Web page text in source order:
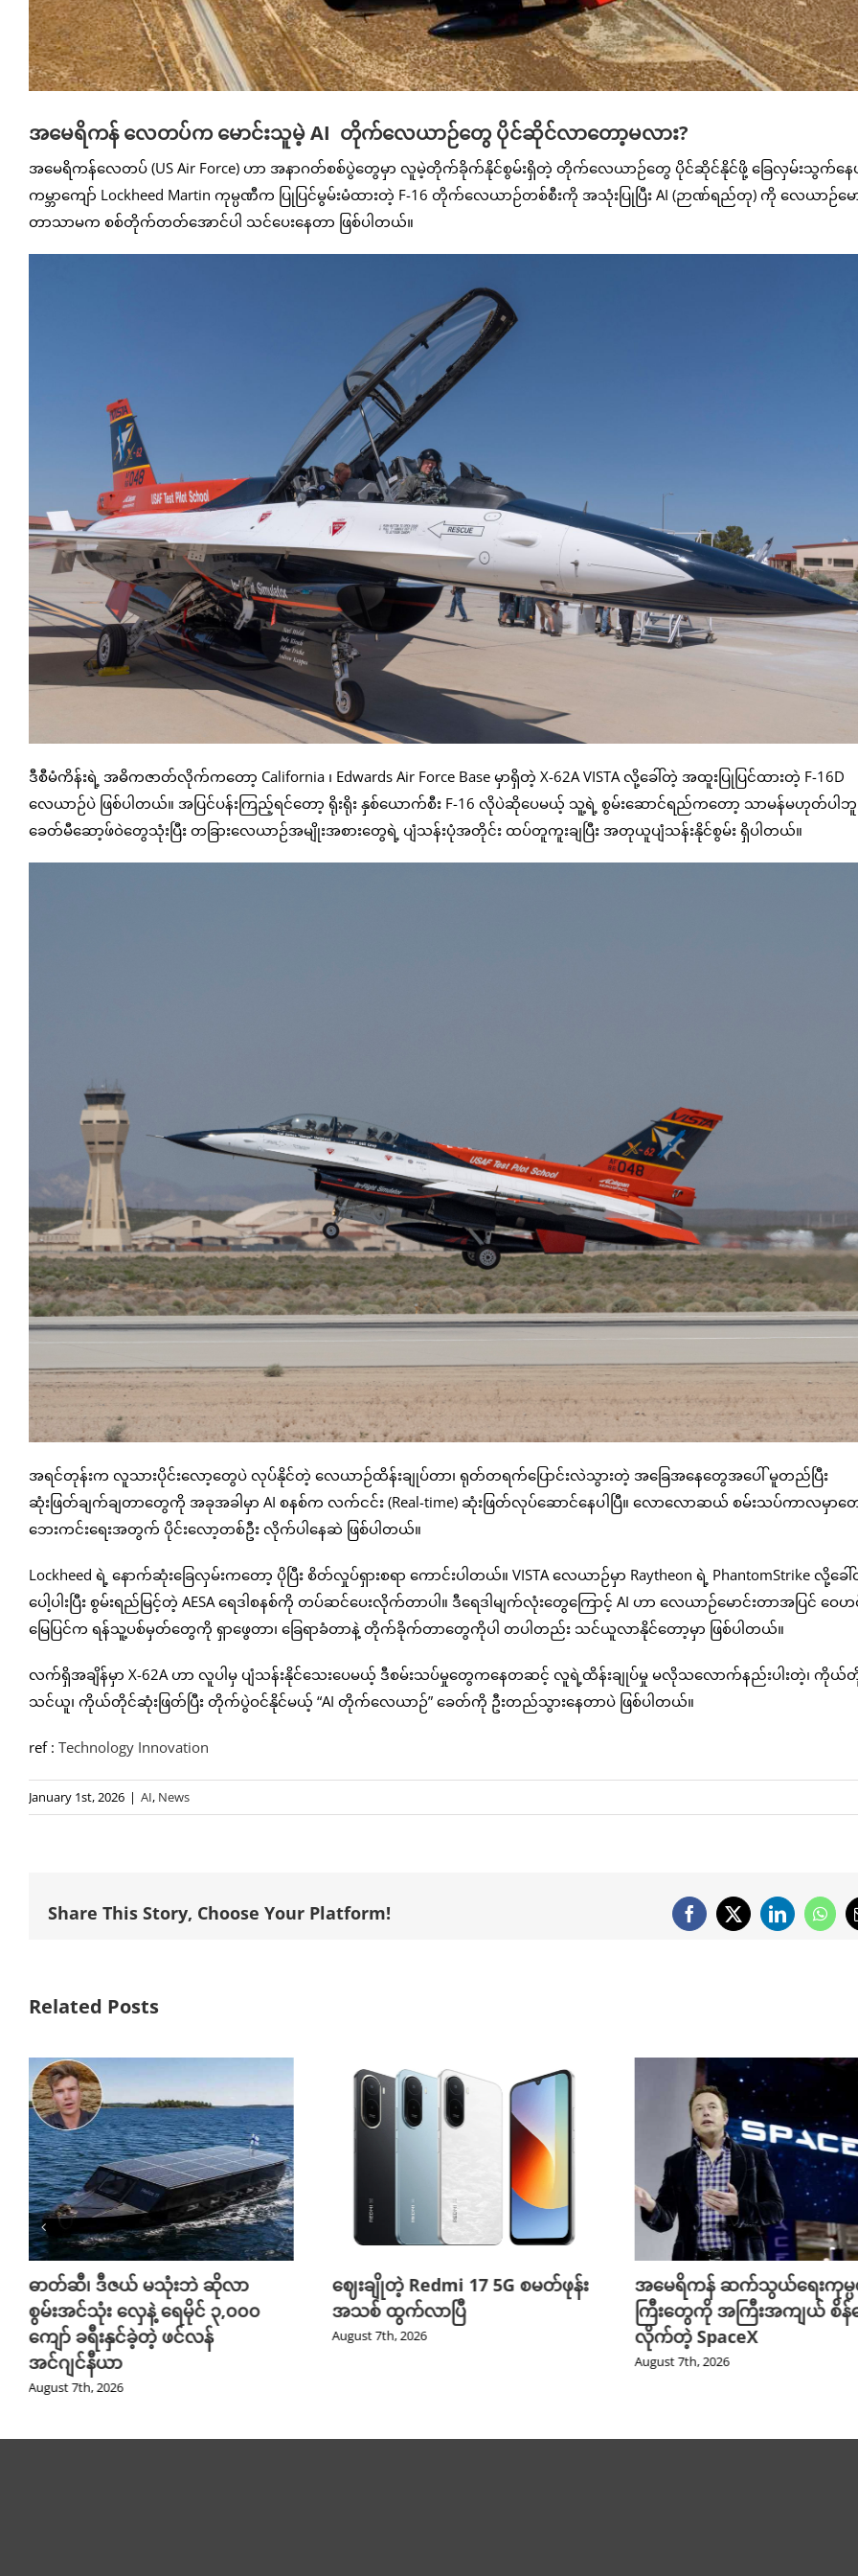
အမေရိကန် လေတပ်က မောင်းသူမဲ့ AI တိုက်လေယာဉ်တွေ ပိုင်ဆိုင်လာတော့မလား?
အမေရိကန်လေတပ် (US Air Force) ဟာ အနာဂတ်စစ်ပွဲတွေမှာ လူမဲ့တိုက်ခိုက်နိုင်စွမ်းရှိတဲ့ တိုက်လေယာဉ်တွေ ပိုင်ဆိုင်နိုင်ဖို့ ခြေလှမ်းသွက်နေပ
ကမ္ဘာကျော် Lockheed Martin ကုမ္ပဏီက ပြုပြင်မွမ်းမံထားတဲ့ F-16 တိုက်လေယာဉ်တစ်စီးကို အသုံးပြုပြီး AI (ဉာဏ်ရည်တု) ကို လေယာဉ်မေ
တာသာမက စစ်တိုက်တတ်အောင်ပါ သင်ပေးနေတာ ဖြစ်ပါတယ်။
ဒီစီမံကိန်းရဲ့ အဓိကဇာတ်လိုက်ကတော့ California ၊ Edwards Air Force Base မှာရှိတဲ့ X-62A VISTA လို့ခေါ်တဲ့ အထူးပြုပြင်ထားတဲ့ F-16D
လေယာဉ်ပဲ ဖြစ်ပါတယ်။ အပြင်ပန်းကြည့်ရင်တော့ ရိုးရိုး နှစ်ယောက်စီး F-16 လိုပဲဆိုပေမယ့် သူ့ရဲ့ စွမ်းဆောင်ရည်ကတော့ သာမန်မဟုတ်ပါဘူ
ခေတ်မီဆော့ဖ်ဝဲတွေသုံးပြီး တခြားလေယာဉ်အမျိုးအစားတွေရဲ့ ပျံသန်းပုံအတိုင်း ထပ်တူကူးချပြီး အတုယူပျံသန်းနိုင်စွမ်း ရှိပါတယ်။
အရင်တုန်းက လူသားပိုင်းလော့တွေပဲ လုပ်နိုင်တဲ့ လေယာဉ်ထိန်းချုပ်တာ၊ ရုတ်တရက်ပြောင်းလဲသွားတဲ့ အခြေအနေတွေအပေါ် မူတည်ပြီး
ဆုံးဖြတ်ချက်ချတာတွေကို အခုအခါမှာ AI စနစ်က လက်ငင်း (Real-time) ဆုံးဖြတ်လုပ်ဆောင်နေပါပြီ။ လောလောဆယ် စမ်းသပ်ကာလမှာတ
ဘေးကင်းရေးအတွက် ပိုင်းလော့တစ်ဦး လိုက်ပါနေဆဲ ဖြစ်ပါတယ်။
Lockheed ရဲ့ နောက်ဆုံးခြေလှမ်းကတော့ ပိုပြီး စိတ်လှုပ်ရှားစရာ ကောင်းပါတယ်။ VISTA လေယာဉ်မှာ Raytheon ရဲ့ PhantomStrike လို့ခေ
ပေါ့ပါးပြီး စွမ်းရည်မြင့်တဲ့ AESA ရေဒါစနစ်ကို တပ်ဆင်ပေးလိုက်တာပါ။ ဒီရေဒါမျက်လုံးတွေကြောင့် AI ဟာ လေယာဉ်မောင်းတာအပြင် ဝေ
မြေပြင်က ရန်သူ့ပစ်မှတ်တွေကို ရှာဖွေတာ၊ ခြေရာခံတာနဲ့ တိုက်ခိုက်တာတွေကိုပါ တပါတည်း သင်ယူလာနိုင်တော့မှာ ဖြစ်ပါတယ်။
လက်ရှိအချိန်မှာ X-62A ဟာ လူပါမှ ပျံသန်းနိုင်သေးပေမယ့် ဒီစမ်းသပ်မှုတွေကနေတဆင့် လူရဲ့ထိန်းချုပ်မှု မလိုသလောက်နည်းပါးတဲ့၊ ကိုယ်
သင်ယူ၊ ကိုယ်တိုင်ဆုံးဖြတ်ပြီး တိုက်ပွဲဝင်နိုင်မယ့် “AI တိုက်လေယာဉ်” ခေတ်ကို ဦးတည်သွားနေတာပဲ ဖြစ်ပါတယ်။
ref : Technology Innovation
January 1st, 2026 | AI, News
Share This Story, Choose Your Platform! Facebook
X LinkedIn
Related Posts
ဓာတ်ဆီ၊ ဒီဇယ် မသုံးဘဲ ဆိုလာ
စွမ်းအင်သုံး လှေနဲ့ ရေမိုင် ၃,၀၀၀
ကျော် ခရီးနှင်ခဲ့တဲ့ ဖင်လန်
အင်ဂျင်နီယာ
August 7th, 2026
ဈေးချိုတဲ့ Redmi 17 5G စမတ်ဖုန်း
အသစ် ထွက်လာပြီ
August 7th, 2026
အမေရိကန် ဆက်သွယ်ရေးကုမ္
ကြီးတွေကို အကြီးအကျယ် စိန်
လိုက်တဲ့ SpaceX
August 7th, 2026